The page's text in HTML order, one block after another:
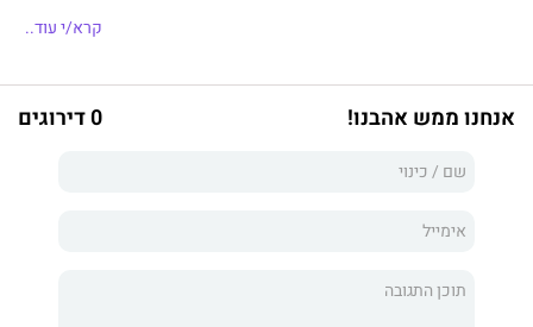
שלושה מחזרים לוהטים, והאם החבורה הקרובה של זואי תחזיק מעמד
קרא/י עוד..
אנחנו ממש אהבנו! 0 דירוגים